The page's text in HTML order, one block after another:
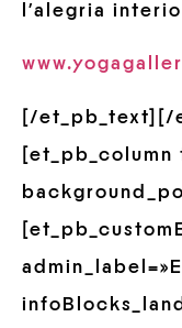
l’alegria
[/et_pb_text][/
[et_pb_column